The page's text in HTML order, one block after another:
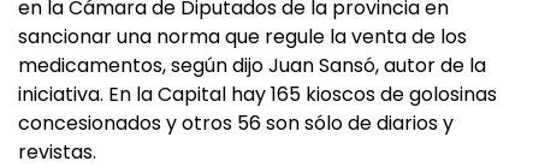
en la Cámara de Diputados de la provincia en
sancionar una norma que regule la venta de los
medicamentos, según dijo Juan Sansó, autor de la
iniciativa. En la Capital hay 165 kioscos de golosinas
concesionados y otros 56 son sólo de diarios y
revistas.